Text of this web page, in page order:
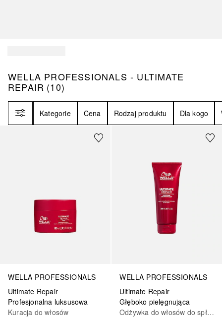
WELLA PROFESSIONALS - ULTIMATE
WELLA PROFESSIONALS - ULTIMATE
REPAIR (10)
Kategorie Cena Rodzaj produktu Dla kogo
WELLA PROFESSIONALS
Ultimate Repair
Profesjonalna luksusowa
Kuracja do włosów
WELLA PROFESSIONALS
Ultimate Repair
Głęboko pielęgnująca
Odżywka do włosów do spłukiwania